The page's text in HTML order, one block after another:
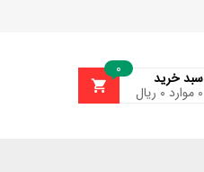
0 سبد خرید
0 موارد ۰ ریال